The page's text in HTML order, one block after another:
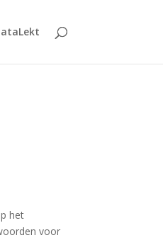
het
voor